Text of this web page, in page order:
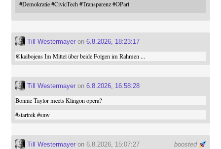
#Demokratie #CivicTech #Transparenz #OParl
Till Westermayeron 6.8.2026, 18:23:17
@kaibojensIm Mittel über beide Folgen im Rahmen ...
Till Westermayeron 6.8.2026, 16:58:28
Bonnie Taylor meets Klingon opera?
#startrek #snw
boosted
Till Westermayeron 6.8.2026, 15:07:27